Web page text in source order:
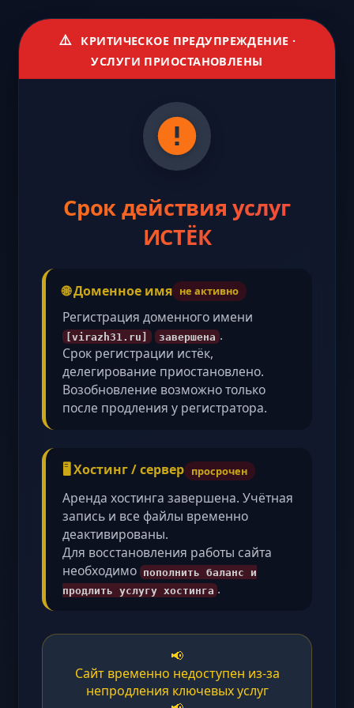
⚠️
КРИТИЧЕСКОЕ ПРЕДУПРЕЖДЕНИЕ ·
УСЛУГИ ПРИОСТАНОВЛЕНЫ
Срок действия услуг
ИСТЁК
🌐 Доменное имя не активно
Регистрация доменного имени
[virazh31.ru] завершена .
Срок регистрации истёк,
делегирование приостановлено.
Возобновление возможно только
после продления у регистратора.
🖥️ Хостинг / сервер просрочен
Аренда хостинга завершена. Учётная
запись и все файлы временно
деактивированы.
Для восстановления работы сайта
необходимо пополнить баланс и
продлить услугу хостинга .
📢
Сайт временно недоступен из-за
непродления ключевых услуг